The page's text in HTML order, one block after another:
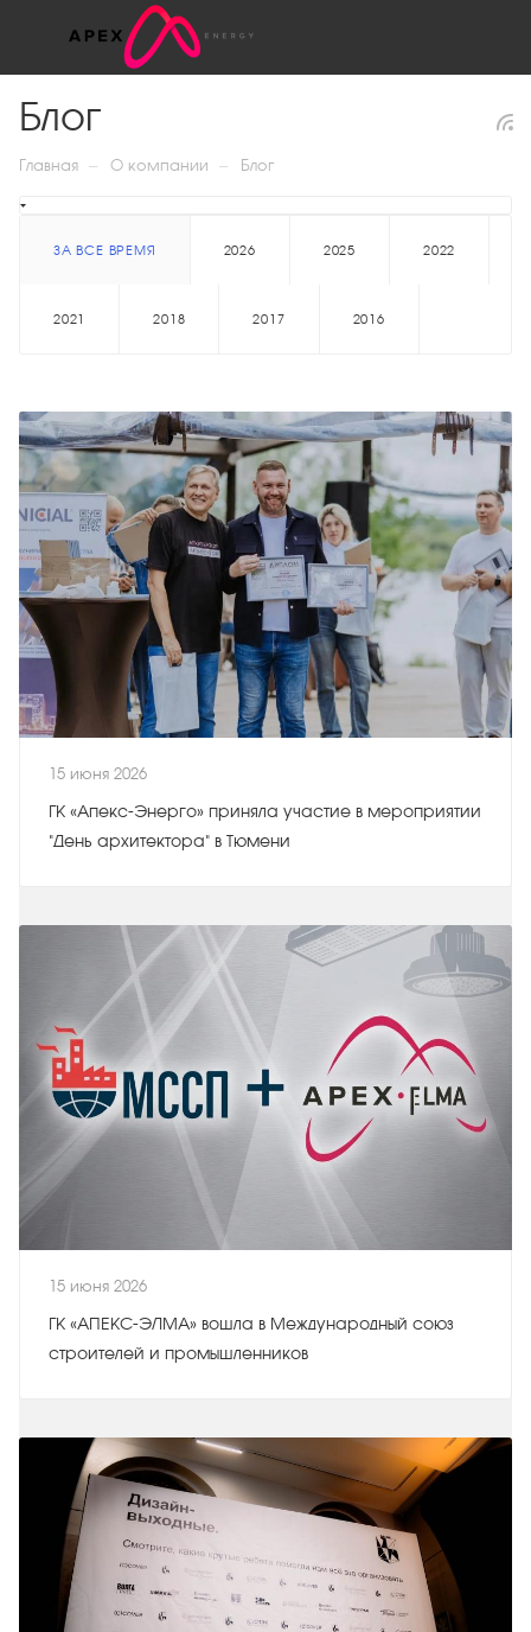
Блог
Главная — О компании — Блог
ЗА ВСЕ ВРЕМЯ 2026 2025 2022
2021 2018 2017 2016
15 июня 2026
ГК «Апекс-Энерго» приняла участие в мероприятии
"День архитектора" в Тюмени
15 июня 2026
ГК «АПЕКС‑ЭЛМА» вошла в Международный союз
строителей и промышленников